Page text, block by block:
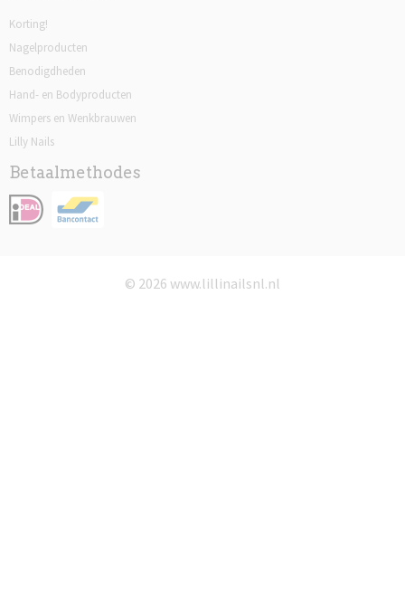
Korting!
Nagelproducten
Benodigdheden
Hand- en Bodyproducten
Wimpers en Wenkbrauwen
Lilly Nails
Betaalmethodes
© 2026 www.lillinailsnl.nl